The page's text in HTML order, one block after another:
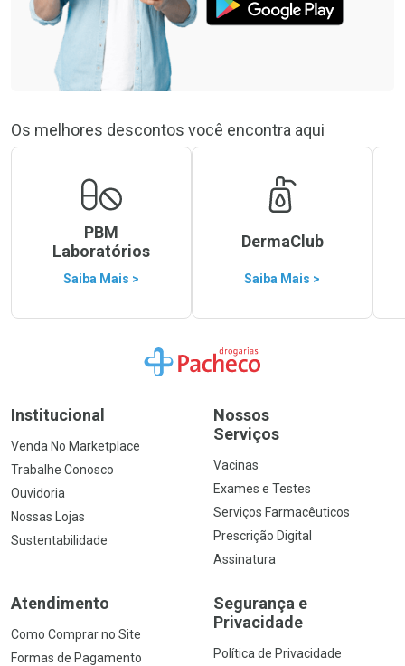
Os melhores descontos você encontra aqui
PBM
Laboratórios
Saiba Mais >
DermaClub
Saiba Mais >
Ir para a Home
Institucional
Venda No Marketplace
Trabalhe Conosco
Ouvidoria
Nossas Lojas
Sustentabilidade
Nossos
Serviços
Vacinas
Exames e Testes
Serviços Farmacêuticos
Prescrição Digital
Assinatura
Atendimento
Como Comprar no Site
Formas de Pagamento
Segurança e
Privacidade
Política de Privacidade